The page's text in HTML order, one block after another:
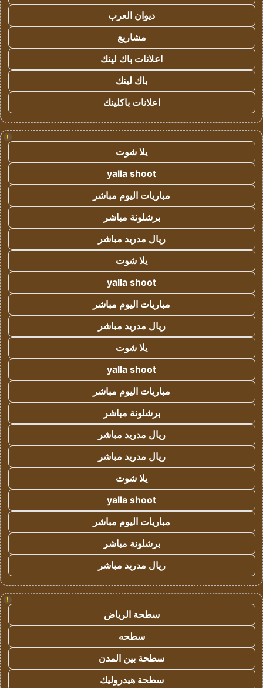
ديوان العرب
مشاريع
اعلانات باك لينك
باك لينك
اعلانات باكلينك
!
يلا شوت
yalla shoot
مباريات اليوم مباشر
برشلونة مباشر
ريال مدريد مباشر
يلا شوت
yalla shoot
مباريات اليوم مباشر
ريال مدريد مباشر
يلا شوت
yalla shoot
مباريات اليوم مباشر
برشلونة مباشر
ريال مدريد مباشر
ريال مدريد مباشر
يلا شوت
yalla shoot
مباريات اليوم مباشر
برشلونة مباشر
ريال مدريد مباشر
!
سطحة الرياض
سطحه
سطحة بين المدن
سطحة هيدروليك